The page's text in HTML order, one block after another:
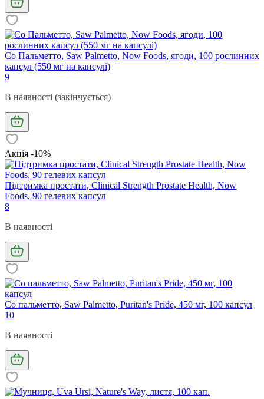
Со Пальметто, Saw Palmetto, Now Foods, ягоди, 100 рослинних
капсул (550 мг на капсулі)
9
В наявності (закінчується)
Акція -10%
Підтримка простати, Clinical Strength Prostate Health, Now
Foods, 90 гелевих капсул
8
В наявності
Со пальметто, Saw Palmetto, Puritan's Pride, 450 мг, 100 капсул
10
В наявності